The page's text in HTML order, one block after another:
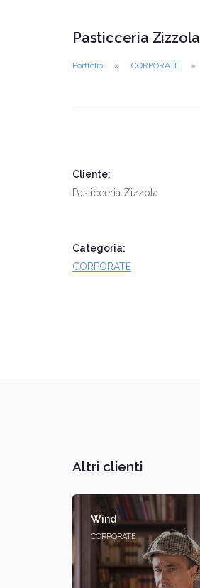
Pasticceria Zizzola
Portfolio CORPORATE
Cliente:
Pasticceria Zizzola
Categoria:
CORPORATE
Altri clienti
Wind
CORPORATE